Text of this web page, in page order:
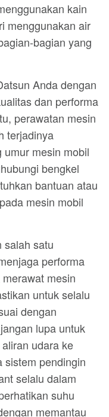
kain
menggunakan air
bagian yang
Anda dengan
dan performa
perawatan mesin
terjadinya
umur mesin mobil
bengkel
bantuan atau
mesin mobil
salah satu
performa
mesin
untuk selalu
dengan
lupa untuk
udara ke
sistem pendingin
selalu dalam
suhu
memantau